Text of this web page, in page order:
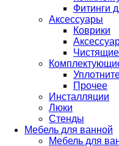
Фитинги
Аксессуары
Коврики
Прочее
Инсталляции
Люки
Стенды
Мебель для ванной
Мебель для